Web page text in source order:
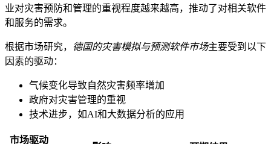
业对灾害预防和管理的重视程度越来越高，推动了对相关软件
和服务的需求。
根据市场研究， 德国的灾害模拟与预测软件市场主要受到以下
因素的驱动：
气候变化导致自然灾害频率增加
政府对灾害管理的重视
技术进步，如AI和大数据分析的应用
市场驱动